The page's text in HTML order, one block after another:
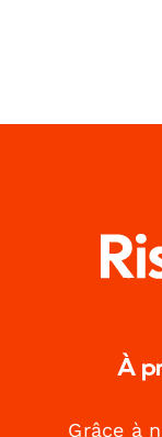
À
Grâce à